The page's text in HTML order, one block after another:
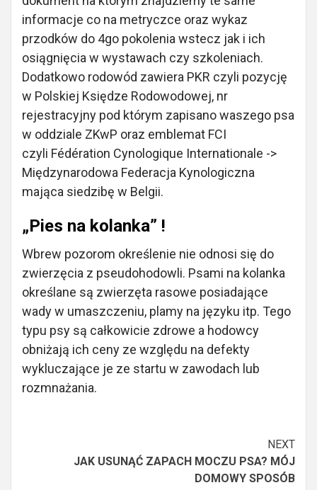
informacje co na metryczce oraz wykaz
przodków do 4go pokolenia wstecz jak i ich
osiągnięcia w wystawach czy szkoleniach.
Dodatkowo rodowód zawiera PKR czyli pozycję
w Polskiej Księdze Rodowodowej, nr
rejestracyjny pod którym zapisano waszego psa
w oddziale ZKwP oraz emblemat FCI
czyli Fédération Cynologique Internationale ->
Międzynarodowa Federacja Kynologiczna
mająca siedzibę w Belgii.
„Pies na kolanka” !
Wbrew pozorom określenie nie odnosi się do
zwierzęcia z pseudohodowli. Psami na kolanka
określane są zwierzęta rasowe posiadające
wady w umaszczeniu, plamy na języku itp. Tego
typu psy są całkowicie zdrowe a hodowcy
obniżają ich ceny ze względu na defekty
wykluczające je ze startu w zawodach lub
rozmnażania.
NEXT
JAK USUNĄĆ ZAPACH MOCZU PSA? MÓJ
DOMOWY SPOSÓB